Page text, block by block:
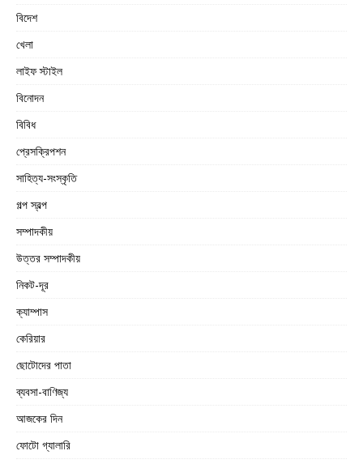
বিদেশ
খেলা
লাইফ স্টাইল
বিনোদন
বিবিধ
প্রেসক্রিপশন
সাহিত্য-সংস্কৃতি
গল্প স্বল্প
সম্পাদকীয়
উত্তর সম্পাদকীয়
নিকট-দূর
ক্যাম্পাস
কেরিয়ার
ছোটোদের পাতা
ব্যবসা-বাণিজ্য
আজকের দিন
ফোটো গ্যালারি